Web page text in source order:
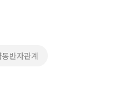
반자관계